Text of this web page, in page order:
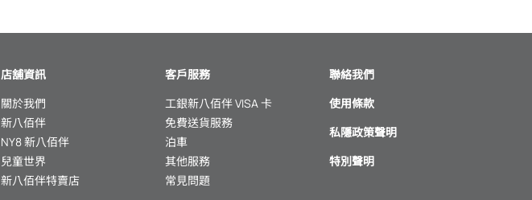
店舖資訊
關於我們
新八佰伴
NY8 新八佰伴
兒童世界
新八佰伴特賣店
客戶服務
工銀新八佰伴 VISA 卡
免費送貨服務
泊車
其他服務
常見問題
聯絡我們
使用條款
私隱政策聲明
特別聲明